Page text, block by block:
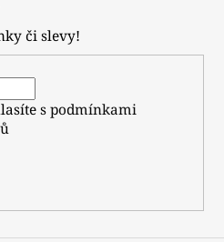
či slevy!
spodmínkami